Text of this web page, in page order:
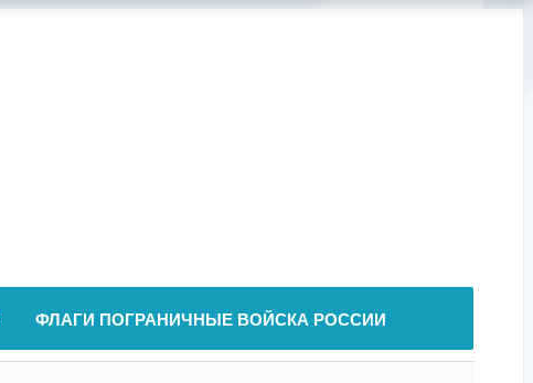
ФЛАГИ ПОГРАНИЧНЫЕ ВОЙСКА РОССИИ